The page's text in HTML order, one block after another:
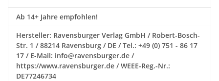
Ab 14+ Jahre empfohlen!
Hersteller: Ravensburger Verlag GmbH / Robert-Bosch-
Str. 1 / 88214 Ravensburg / DE / Tel.: +49 (0) 751 - 86 17
17 / E-Mail: info@ravensburger.de /
https://www.ravensburger.de / WEEE-Reg.-Nr.:
DE77246734